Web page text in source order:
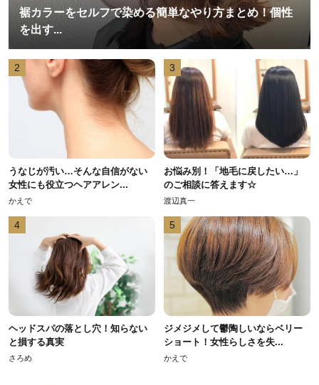
裾カラーをセルフで染める簡単なやり方まとめ！個性
を出す...
2
うなじが汚い…そんな自信がない
女性にも役立つヘアアレン...
かえで
3
お悩み別！「地毛に戻したい…」
のご相談に答えます☆
渡辺真一
4
ヘッドスパの落とし穴！知らない
と損する真実
さろめ
5
ジメジメして鬱陶しいならベリー
ショート！女性らしさを失...
かえで